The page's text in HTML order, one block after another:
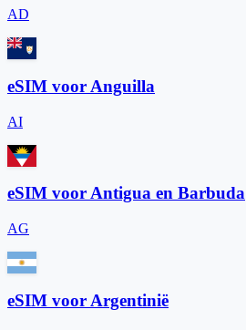
AD
eSIM voor Anguilla
AI
eSIM voor Antigua en Barbuda
AG
eSIM voor Argentinië